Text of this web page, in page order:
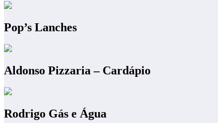
Pop’s Lanches
Aldonso Pizzaria – Cardápio
Rodrigo Gás e Água